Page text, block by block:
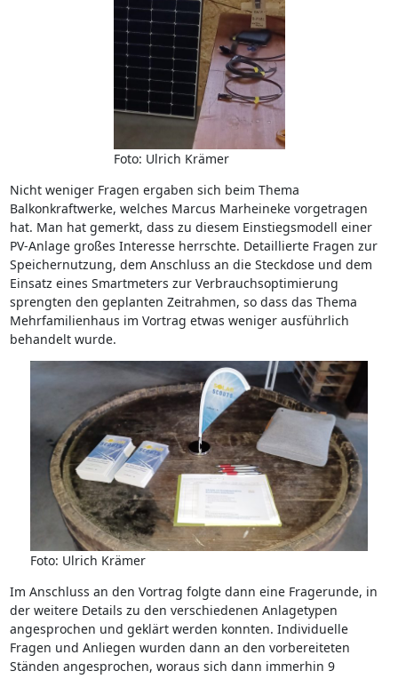
Foto: Ulrich Krämer
Nicht weniger Fragen ergaben sich beim Thema
Balkonkraftwerke, welches Marcus Marheineke vorgetragen
hat. Man hat gemerkt, dass zu diesem Einstiegsmodell einer
PV-Anlage großes Interesse herrschte. Detaillierte Fragen zur
Speichernutzung, dem Anschluss an die Steckdose und dem
Einsatz eines Smartmeters zur Verbrauchsoptimierung
sprengten den geplanten Zeitrahmen, so dass das Thema
Mehrfamilienhaus im Vortrag etwas weniger ausführlich
behandelt wurde.
Foto: Ulrich Krämer
Im Anschluss an den Vortrag folgte dann eine Fragerunde, in
der weitere Details zu den verschiedenen Anlagetypen
angesprochen und geklärt werden konnten. Individuelle
Fragen und Anliegen wurden dann an den vorbereiteten
Ständen angesprochen, woraus sich dann immerhin 9